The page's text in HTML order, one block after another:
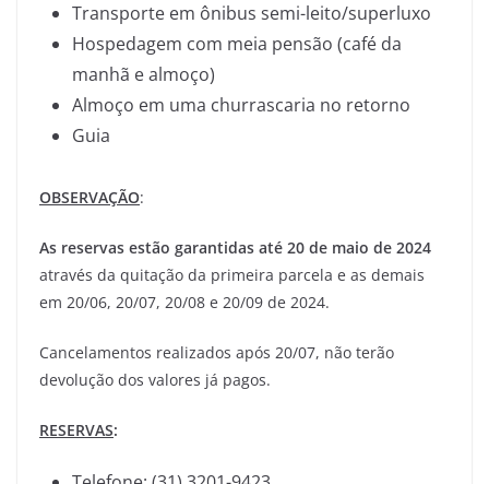
Transporte em ônibus semi-leito/superluxo
Hospedagem com meia pensão (café da
manhã e almoço)
Almoço em uma churrascaria no retorno
Guia
OBSERVAÇÃO:
As reservas estão garantidas até 20 de maio de 2024
através da quitação da primeira parcela e as demais
em 20/06, 20/07, 20/08 e 20/09 de 2024.
Cancelamentos realizados após 20/07, não terão
devolução dos valores já pagos.
RESERVAS: